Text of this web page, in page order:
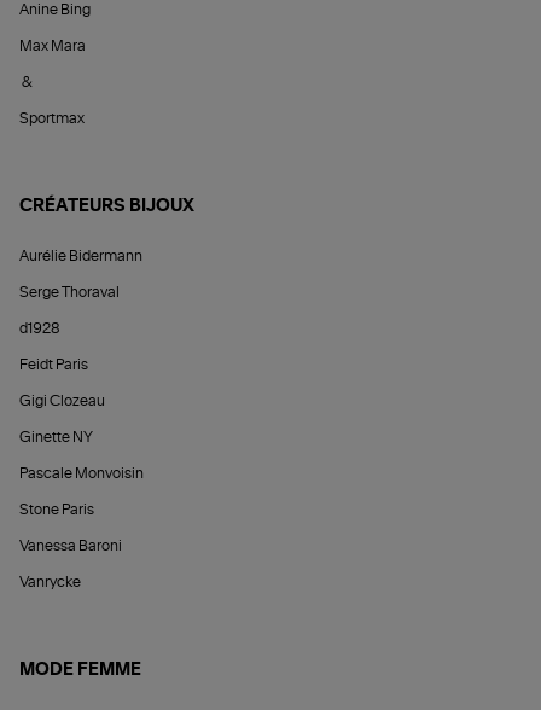
Anine Bing
Max Mara
&
Sportmax
CRÉATEURS BIJOUX
Aurélie Bidermann
Serge Thoraval
d1928
Feidt Paris
Gigi Clozeau
Ginette NY
Pascale Monvoisin
Stone Paris
Vanessa Baroni
Vanrycke
MODE FEMME